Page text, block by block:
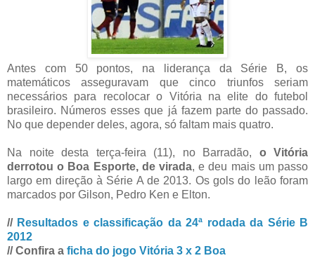
Antes com 50 pontos, na liderança da Série B, os
matemáticos asseguravam que cinco triunfos seriam
necessários para recolocar o Vitória na elite do futebol
brasileiro. Números esses que já fazem parte do passado.
No que depender deles, agora, só faltam mais quatro.
Na noite desta terça-feira (11), no Barradão, o Vitória
derrotou o Boa Esporte, de virada, e deu mais um passo
largo em direção à Série A de 2013. Os gols do leão foram
marcados por Gilson, Pedro Ken e Elton.
// Resultados e classificação da 24ª rodada da Série B
2012
// Confira a ficha do jogo Vitória 3 x 2 Boa